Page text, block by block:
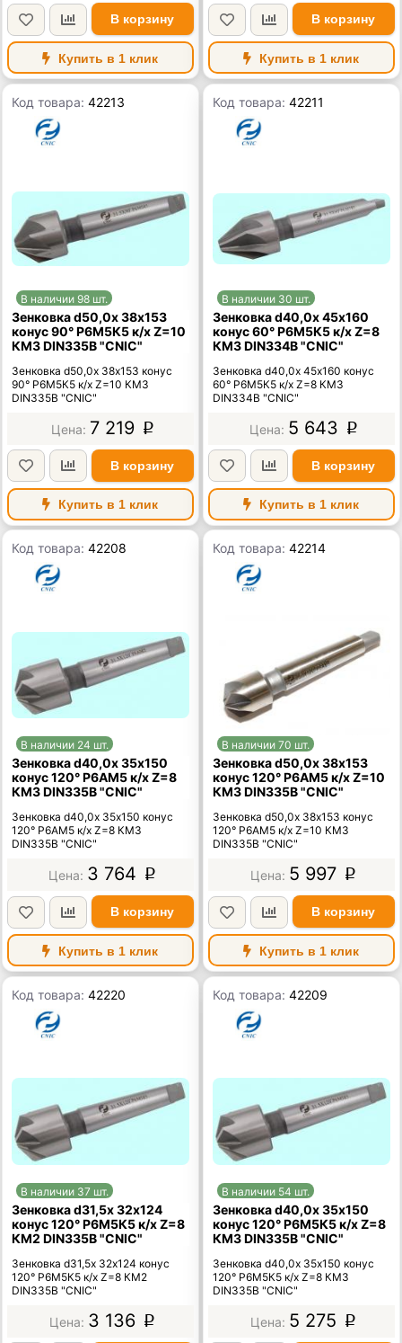
В корзину
Купить в 1 клик
В корзину
Купить в 1 клик
Код товара:42213
В наличии 98 шт.
Зенковка d50,0х 38х153
конус 90° Р6М5К5 к/х Z=10
КМ3 DIN335B "CNIC"
Зенковка d50,0х 38х153 конус
90° Р6М5К5 к/х Z=10 КМ3
DIN335B "CNIC"
7 219 p
В корзину
Купить в 1 клик
Код товара:42211
В наличии 30 шт.
Зенковка d40,0х 45х160
конус 60° Р6М5К5 к/х Z=8
КМ3 DIN334B "CNIC"
Зенковка d40,0х 45х160 конус
60° Р6М5К5 к/х Z=8 КМ3
DIN334B "CNIC"
5 643 p
В корзину
Купить в 1 клик
Код товара:42208
В наличии 24 шт.
Зенковка d40,0х 35х150
конус 120° Р6АМ5 к/х Z=8
КМ3 DIN335B "CNIC"
Зенковка d40,0х 35х150 конус
120° Р6АМ5 к/х Z=8 КМ3
DIN335B "CNIC"
3 764 p
В корзину
Купить в 1 клик
Код товара:42214
В наличии 70 шт.
Зенковка d50,0х 38х153
конус 120° Р6АМ5 к/х Z=10
КМ3 DIN335B "CNIC"
Зенковка d50,0х 38х153 конус
120° Р6АМ5 к/х Z=10 КМ3
DIN335B "CNIC"
5 997 p
В корзину
Купить в 1 клик
Код товара:42220
В наличии 37 шт.
Зенковка d31,5х 32х124
конус 120° Р6М5К5 к/х Z=8
КМ2 DIN335B "CNIC"
Зенковка d31,5х 32х124 конус
120° Р6М5К5 к/х Z=8 КМ2
DIN335B "CNIC"
3 136 p
Код товара:42209
В наличии 54 шт.
Зенковка d40,0х 35х150
конус 120° Р6М5К5 к/х Z=8
КМ3 DIN335B "CNIC"
Зенковка d40,0х 35х150 конус
120° Р6М5К5 к/х Z=8 КМ3
DIN335B "CNIC"
5 275 p